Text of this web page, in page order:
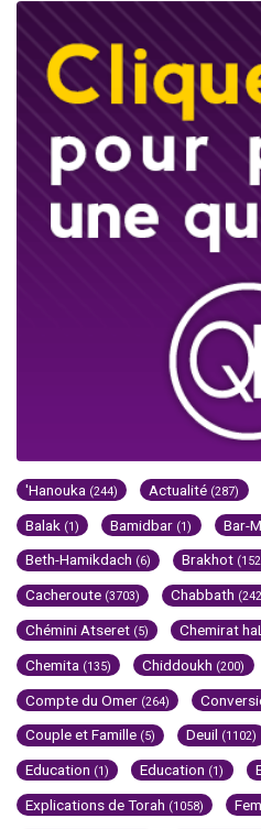
'Hanouka (244) Actualité (287)
Balak (1) Bamidbar (1) Bar-
Beth-Hamikdach (6) Brakhot
Cacheroute (3703) Chabbath
Chémini Atseret (5) Chemirat
Chemita (135) Chiddoukh (200)
Compte du Omer (264)
Couple et Famille (5) Deuil (1102)
Education (1) Education (1)
Explications de Torah (1058)